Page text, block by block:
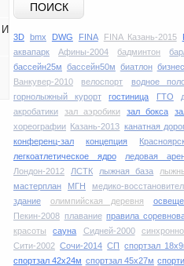
ПОИСК
3D bmx DWG FINA FINA Казань-2015
аквапарк
Афины-2004 бадминтон
бассейн25м бассейн50м биатлон
Ванкувер-2010
велоспорт водное
горнолыжный курорт
гостиница ГТО
акробатики
зал аэробики зал бокса
хореографии Казань-2013 канатная
конференц-зал
концепция
легкоатлетическое ядро
ледовая
Лондон-2012
ЛСТК лыжная база
мастерплан
МГН медико-
здание
олимпийская деревня
Пекин-2008 плавание правила
красоты
сауна Сидней-2000
Сити-2002 Сочи-2014 СП спортзал
спортзал 42х24м спортзал 45х27м